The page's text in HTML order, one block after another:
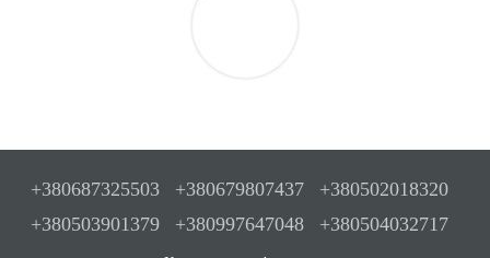
+380687325503 +380679807437
+380502018320
+380503901379
+380997647048 +380504032717